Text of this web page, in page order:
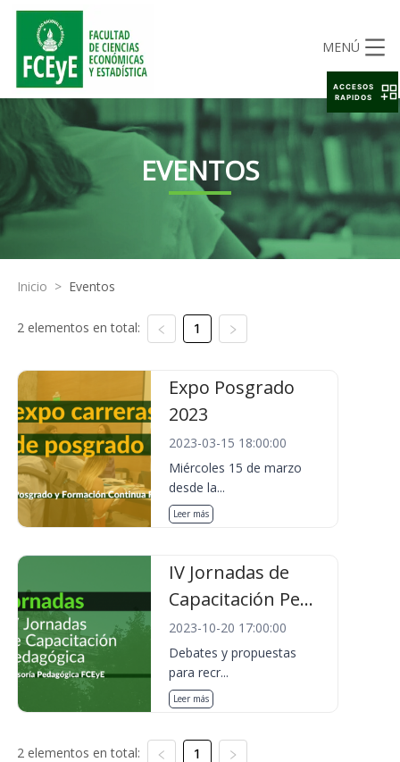
MENÚ
EVENTOS
Inicio > Eventos
2 elementos en total: 1
Expo Posgrado
2023
2023-03-15 18:00:00
Miércoles 15 de marzo
desde la...
Leer más
IV Jornadas de
Capacitación Pe...
2023-10-20 17:00:00
Debates y propuestas
para recr...
Leer más
2 elementos en total: 1
ACCESOS
RAPIDOS